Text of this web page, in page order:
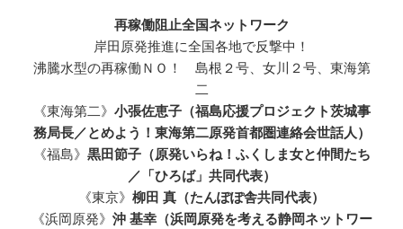
再稼働阻止全国ネットワーク
岸田原発推進に全国各地で反撃中！
沸騰水型の再稼働ＮＯ！ 島根２号、女川２号、東海第
二
《東海第二》 小張佐恵子（福島応援プロジェクト茨城事
務局長／とめよう！東海第二原発首都圏連絡会世話人）
《福島》 黒田節子（原発いらね！ふくしま女と仲間たち
／「ひろば」共同代表）
《東京》 柳田 真（たんぽぽ舎共同代表）
《浜岡原発》 沖 基幸（浜岡原発を考える静岡ネットワー